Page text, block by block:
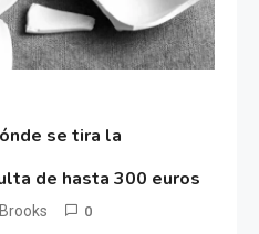
se tira la
de hasta 300 euros
0